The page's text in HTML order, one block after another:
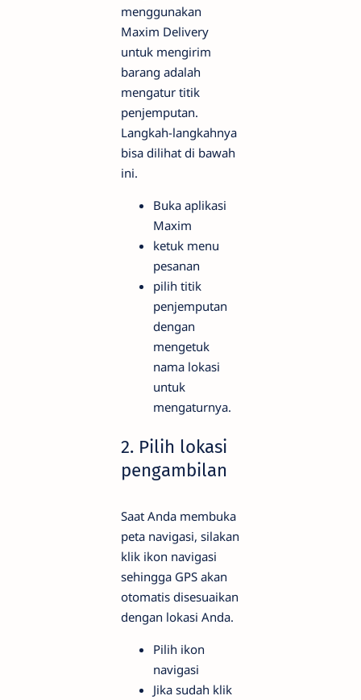
menggunakan
Maxim Delivery
untuk mengirim
barang adalah
mengatur titik
penjemputan.
Langkah-langkahnya
bisa dilihat di bawah
ini.
Buka aplikasi
Maxim
ketuk menu
pesanan
pilih titik
penjemputan
dengan
mengetuk
nama lokasi
untuk
mengaturnya.
2. Pilih lokasi
pengambilan
Saat Anda membuka
peta navigasi, silakan
klik ikon navigasi
sehingga GPS akan
otomatis disesuaikan
dengan lokasi Anda.
Pilih ikon
navigasi
Jika sudah klik